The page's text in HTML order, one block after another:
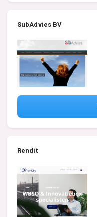
SubAdvies BV
Rendit